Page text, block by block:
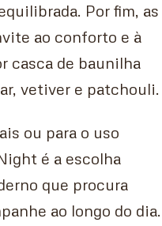
Por fim, as
ao conforto e à
casca de baunilha
vetiver e patchouli.
ou para o uso
é a escolha
que procura
ao longo do dia.